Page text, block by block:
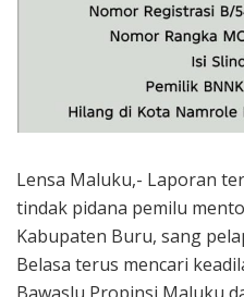
Lensa Maluku,- Laporan
tindak pidana pemilu
Kabupaten Buru, sang
Belasa terus mencari
Bawaslu Propinsi Maluku